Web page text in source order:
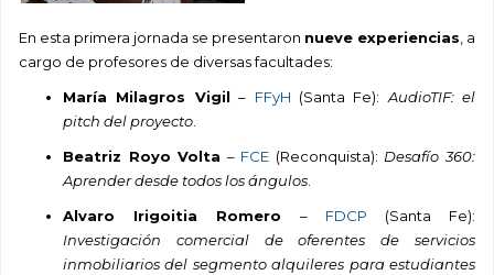
En esta primera jornada se presentaron nueve experiencias, a
cargo de profesores de diversas facultades:
María Milagros Vigil – FFyH (Santa Fe):AudioTIF: el
pitch del proyecto.
Beatriz Royo Volta – FCE (Reconquista): Desafío 360:
Aprender desde todos los ángulos.
Alvaro Irigoitia Romero – FDCP (Santa Fe):
Investigación comercial de oferentes de servicios
inmobiliarios del segmento alquileres para estudiantes